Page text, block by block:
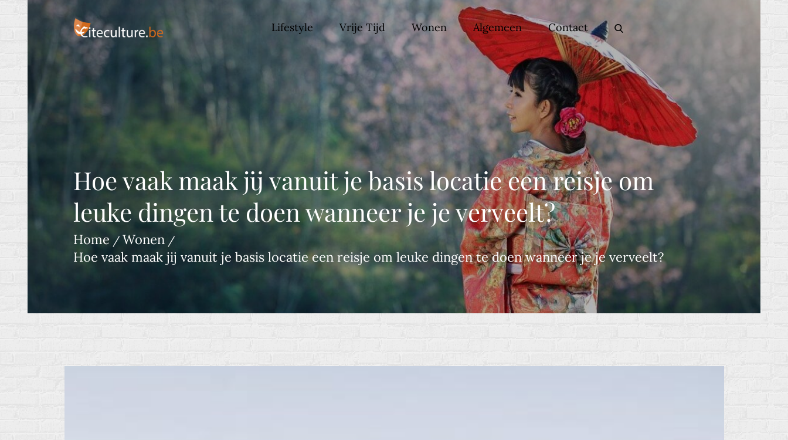
content Interessante blogs volgens culture beast
Lifestyle Vrije Tijd Wonen Algemeen Contact
Hoe vaak maak jij vanuit je basis locatie een reisje om
leuke dingen te doen wanneer je je verveelt?
Home
Wonen
Hoe vaak maak jij vanuit je basis locatie een reisje om leuke dingen te doen wanneer je je verveelt?